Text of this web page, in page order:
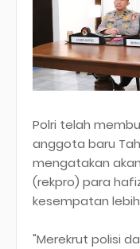
Polri telah
anggota baru
mengatakan
(rekpro) para
kesempatan
"Merekrut polisi